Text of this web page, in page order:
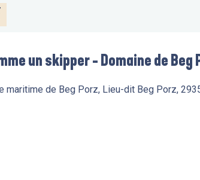
un skipper - Domaine de Beg
maritime de Beg Porz, Lieu-dit Beg Porz,